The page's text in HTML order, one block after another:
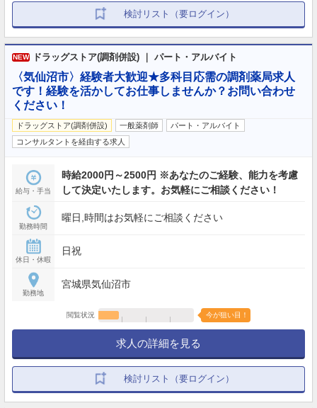
検討リスト（要ログイン）
NEW ドラッグストア(調剤併設) ｜ パート・アルバイト
〈気仙沼市〉経験者大歓迎★多科目応需の調剤薬局求人
です！経験を活かしてお仕事しませんか？お問い合わせ
ください！
ドラッグストア(調剤併設) 一般薬剤師
パート・アルバイト
コンサルタントを経由する求人
給与・手当
時給2000円～2500円 ※あなたのご経験、能力を考慮
して決定いたします。お気軽にご相談ください！
勤務時間
曜日,時間はお気軽にご相談ください
休日・休暇
日祝
勤務地
宮城県気仙沼市
閲覧状況 今が狙い目！
求人の詳細を見る
検討リスト（要ログイン）